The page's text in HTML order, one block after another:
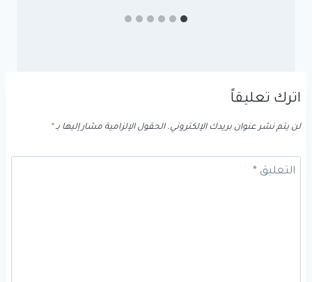
اترك تعليقاً
لن يتم نشر عنوان بريدك الإلكتروني. الحقول الإلزامية مشار إليها بـ*
التعليق*